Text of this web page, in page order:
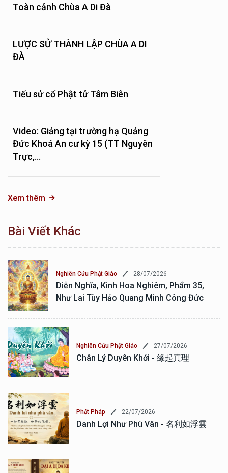
Toàn cảnh Chùa A Di Đà
LƯỢC SỬ THÀNH LẬP CHÙA A DI
ĐÀ
Tiểu sử cố Phật tử Tâm Biên
Video: Giảng tại trường hạ Quảng
Đức Khoá An cư kỳ 15 (TT Nguyên
Trực,...
Xem thêm
Bài Viết Khác
Nghiên Cứu Phật Giáo 28/07/2026
Diễn Nghĩa, Kinh Hoa Nghiêm, Phẩm 35,
Như Lai Tùy Hảo Quang Minh Công Đức
Nghiên Cứu Phật Giáo 27/07/2026
Chân Lý Duyên Khởi - 緣起真理
Phật Pháp 22/07/2026
Danh Lợi Như Phù Vân - 名利如浮雲